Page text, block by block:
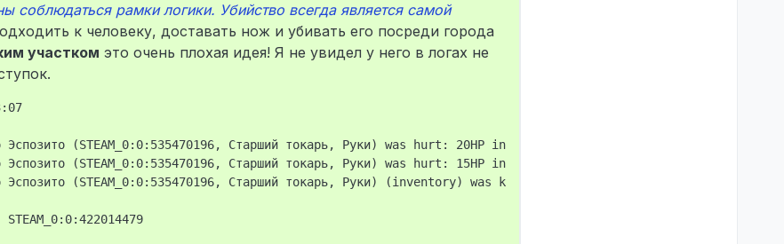
соблюдаться рамки логики. Убийство всегда является самой
к человеку, доставать нож и убивать его посреди города
участком это очень плохая идея! Я не увидел у него в логах не
(STEAM_0:0:535470196, Старший токарь, Руки) was hurt: 20HP in  by Грег Паркер
(STEAM_0:0:535470196, Старший токарь, Руки) was hurt: 15HP in  by Грег Паркер
(STEAM_0:0:535470196, Старший токарь, Руки) (inventory) was knocked by Грег Паркер